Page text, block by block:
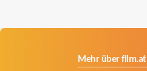
Mehr über film.at